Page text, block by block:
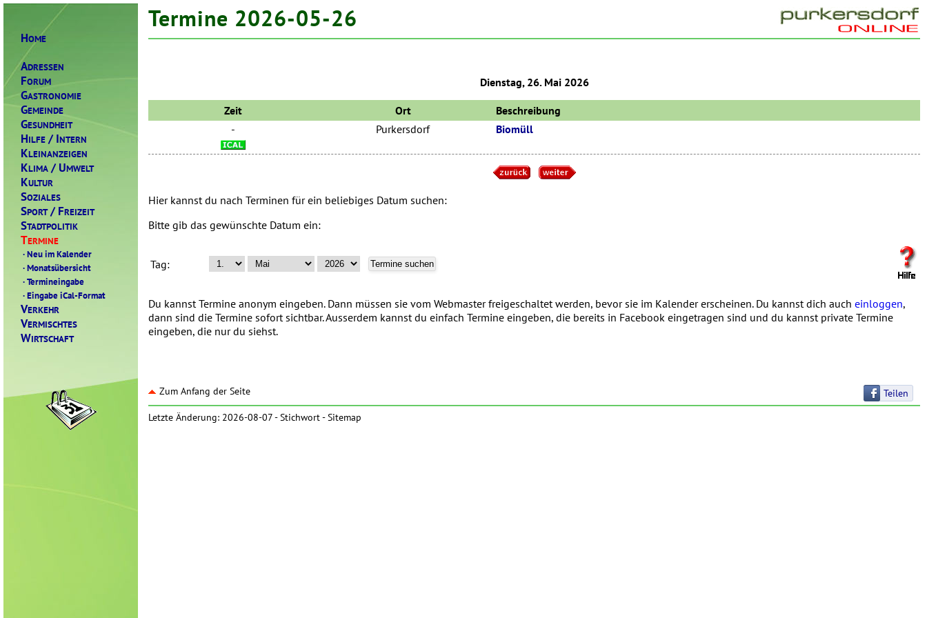
HOME
ADRESSEN
FORUM
GASTRONOMIE
GEMEINDE
GESUNDHEIT
HILFE / INTERN
KLEINANZEIGEN
KLIMA / UMWELT
KULTUR
SOZIALES
SPORT/ FREIZEIT
STADTPOLITIK
TERMINE
·Neu im Kalender
·Monatsübersicht
·Termineingabe
·Eingabe iCal-Format
VERKEHR
VERMISCHTES
WIRTSCHAFT
Termine 2026-05-26
Dienstag, 26. Mai 2026
Zeit Ort
Beschreibung
-
Purkersdorf Biomüll
Hier kannst du nach Terminen für ein beliebiges Datum suchen:
Bitte gib das gewünschte Datum ein:
Tag:
Du kannst Termine anonym eingeben. Dann müssen sie vom Webmaster freigeschaltet werden, bevor sie im Kalender erscheinen. Du kannst dich auch einloggen,
dann sind die Termine sofort sichtbar. Ausserdem kannst du einfach Termine eingeben, die bereits in Facebook eingetragen sind und du kannst private Termine
eingeben, die nur du siehst.
Teilen
Zum Anfang der Seite
Letzte Änderung: 2026-08-07 -Stichwort-Sitemap